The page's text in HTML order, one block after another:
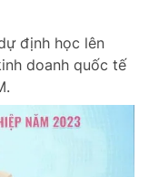
định học lên
doanh quốc tế